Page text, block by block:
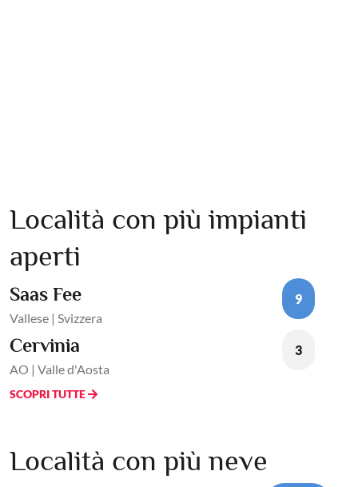
Località con più impianti
aperti
Saas Fee
Vallese | Svizzera
9
Cervinia
AO | Valle d'Aosta
3
SCOPRI TUTTE
Località con più neve